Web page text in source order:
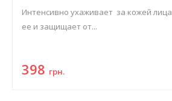
Интенсивно ухаживает за кожей
ее и защищает от...
398 грн.